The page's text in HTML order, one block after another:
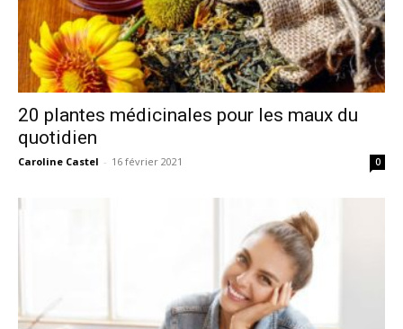
20 plantes médicinales pour les maux du
quotidien
Caroline Castel - 16 février 2021 0